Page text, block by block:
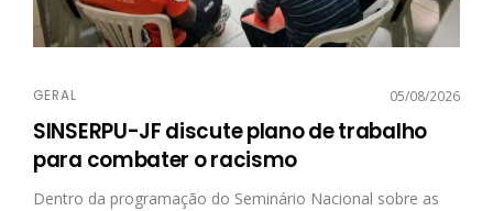
GERAL 05/08/2026
SINSERPU-JF discute plano de trabalho
para combater o racismo
Dentro da programação do Seminário Nacional sobre as